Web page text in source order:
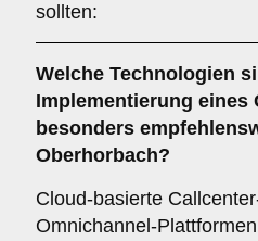
sollten:
Welche Technologien
Implementierung eines
besonders
Oberhorbach?
Cloud-basierte
Omnichannel-